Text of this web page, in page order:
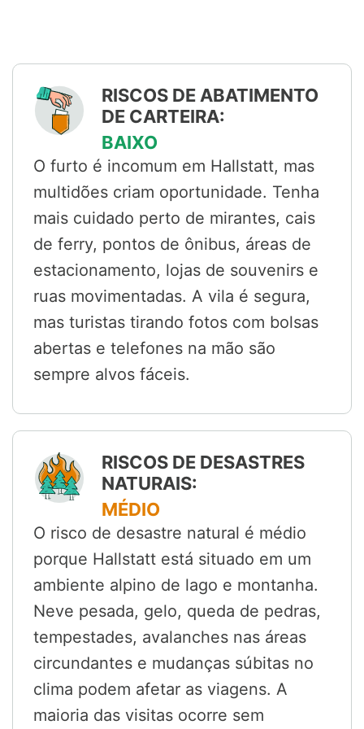
RISCOS DE ABATIMENTO
DE CARTEIRA:
BAIXO
O furto é incomum em Hallstatt, mas
multidões criam oportunidade. Tenha
mais cuidado perto de mirantes, cais
de ferry, pontos de ônibus, áreas de
estacionamento, lojas de souvenirs e
ruas movimentadas. A vila é segura,
mas turistas tirando fotos com bolsas
abertas e telefones na mão são
sempre alvos fáceis.
RISCOS DE DESASTRES
NATURAIS:
MÉDIO
O risco de desastre natural é médio
porque Hallstatt está situado em um
ambiente alpino de lago e montanha.
Neve pesada, gelo, queda de pedras,
tempestades, avalanches nas áreas
circundantes e mudanças súbitas no
clima podem afetar as viagens. A
maioria das visitas ocorre sem